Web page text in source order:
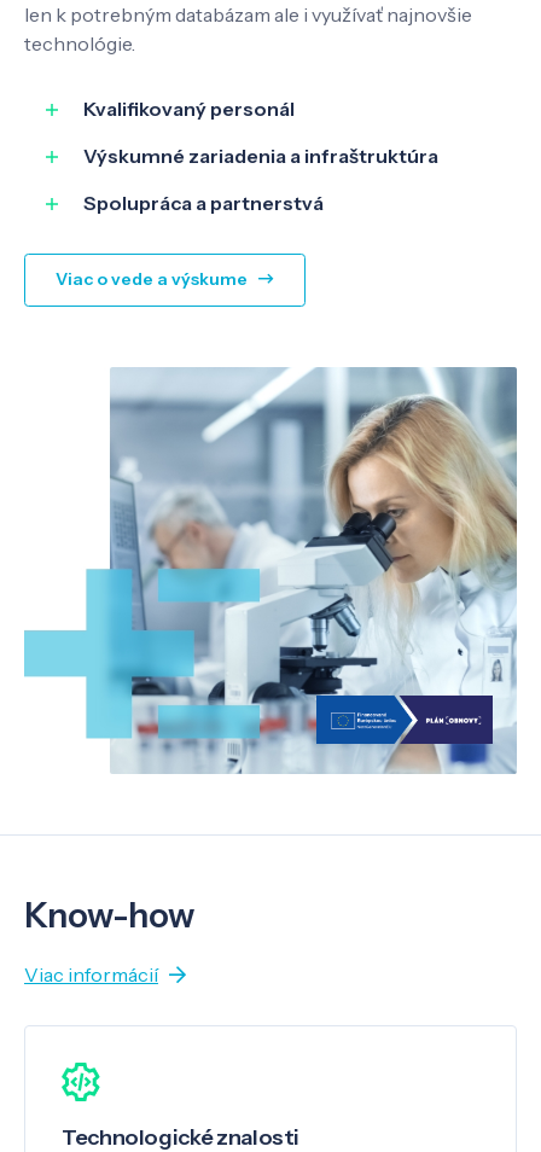
len k potrebným databázam ale i využívať najnovšie
technológie.
Kvalifikovaný personál
Výskumné zariadenia a infraštruktúra
Spolupráca a partnerstvá
Viac o vede a výskume
Know-how
Viac informácií
Technologické znalosti